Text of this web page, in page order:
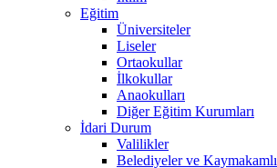
Eğitim
Üniversiteler
Liseler
Ortaokullar
İlkokullar
Anaokulları
Diğer Eğitim Kurumları
İdari Durum
Valilikler
Belediyeler ve